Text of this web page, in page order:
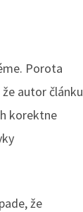
Porota
autor článku
korektne
že